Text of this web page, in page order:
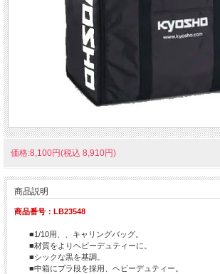
価格:8,100円(税込 8,910円)
商品説明
商品番号：LB23548
■1/10用、、キャリングバッグ。
■材質をよりヘビーデュティーに。
■シックな黒を基調。
■中箱にプラ段を採用、ヘビーデュティー。